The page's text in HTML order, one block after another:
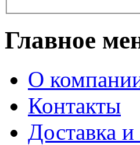
Главное
О
Контакты
Доставка